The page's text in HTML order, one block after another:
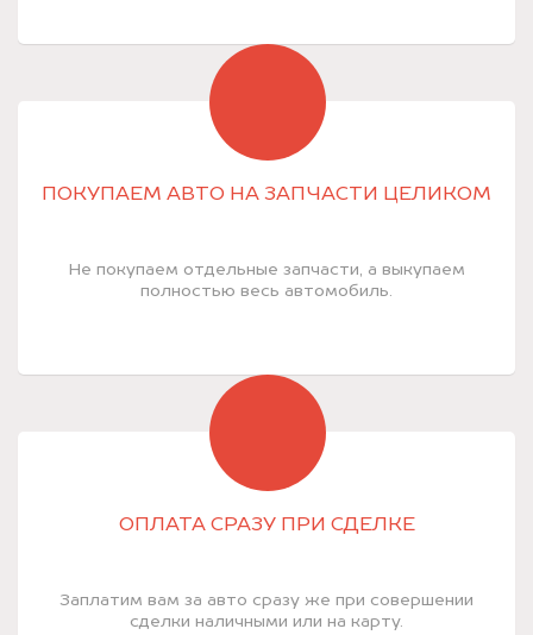
ПОКУПАЕМ АВТО НА ЗАПЧАСТИ ЦЕЛИКОМ
Не покупаем отдельные запчасти, а выкупаем
полностью весь автомобиль.
ОПЛАТА СРАЗУ ПРИ СДЕЛКЕ
Заплатим вам за авто сразу же при совершении
сделки наличными или на карту.